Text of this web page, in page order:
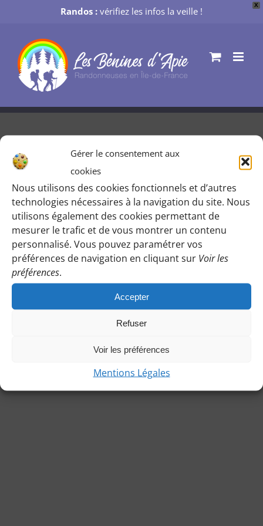
X
Randos : vérifiez les infos la veille !
Gérer le consentement aux
cookies
Nous utilisons des cookies fonctionnels et d’autres
technologies nécessaires à la navigation du site. Nous
utilisons également des cookies permettant de
mesurer le trafic et de vous montrer un contenu
personnalisé. Vous pouvez paramétrer vos
préférences de navigation en cliquant sur Voir les
préférences.
Accepter
Refuser
Voir les préférences
Mentions Légales
contenu
Des îles de la Marne à l’arboretum
Par Mélanie M 27 juin 2019
Charte de l’association| Statuts